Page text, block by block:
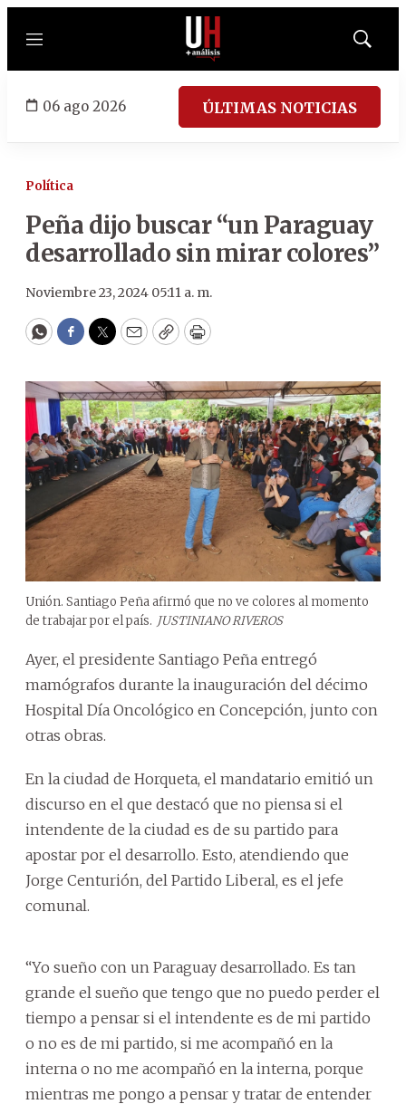
Menú
Mostrar
06 ago 2026 ÚLTIMAS NOTICIAS
Política
Peña dijo buscar “un Paraguay
desarrollado sin mirar colores”
Noviembre 23, 2024 05:11 a. m.
WhatsApp
Facebook
Twitter
EmailCopyPrint
Unión. Santiago Peña afirmó que no ve colores al momento
de trabajar por el país. JUSTINIANO RIVEROS
Ayer, el presidente Santiago Peña entregó
mamógrafos durante la inauguración del décimo
Hospital Día Oncológico en Concepción, junto con
otras obras.
En la ciudad de Horqueta, el mandatario emitió un
discurso en el que destacó que no piensa si el
intendente de la ciudad es de su partido para
apostar por el desarrollo. Esto, atendiendo que
Jorge Centurión, del Partido Liberal, es el jefe
comunal.
“Yo sueño con un Paraguay desarrollado. Es tan
grande el sueño que tengo que no puedo perder el
tiempo a pensar si el intendente es de mi partido
o no es de mi partido, si me acompañó en la
interna o no me acompañó en la interna, porque
mientras me pongo a pensar y tratar de entender